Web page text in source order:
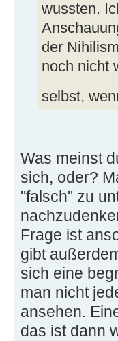
wussten.
der
noch nicht
selbst,
Was meinst
sich, oder?
"falsch" zu
Frage ist
gibt
sich eine
man nicht
ansehen.
das ist dann